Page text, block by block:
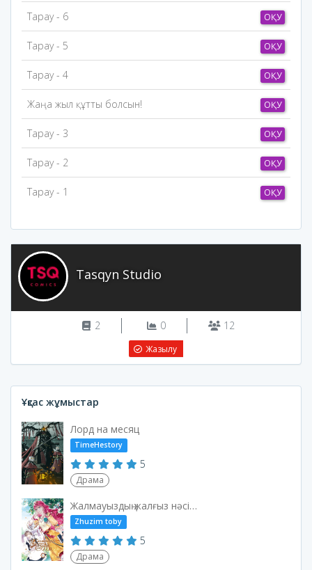
Тарау - 6 ОҚУ
Тарау - 5 ОҚУ
Тарау - 4 ОҚУ
Жаңа жыл құтты болсын! ОҚУ
Тарау - 3 ОҚУ
Тарау - 2 ОҚУ
Тарау - 1 ОҚУ
Tasqyn Studio
2 0 12
Жазылу
Ұқсас жұмыстар
Лорд на месяц
TimeHestory
5
Драма
Жалмауыздың жалғыз нәсібі - өлім
Zhuzim toby
5
Драма